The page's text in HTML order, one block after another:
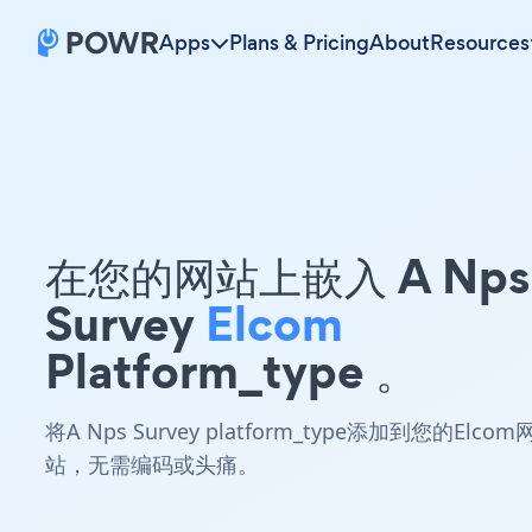
Apps Plans & PricingAboutResources
在您的网站上嵌入 A Nps
Survey Elcom
Platform_type 。
将A Nps Survey platform_type添加到您的Elcom
站，无需编码或头痛。